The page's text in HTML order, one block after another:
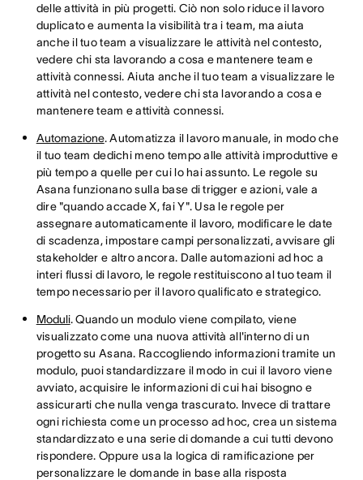
delle attività in più progetti. Ciò non solo riduce il lavoro
duplicato e aumenta la visibilità tra i team, ma aiuta
anche il tuo team a visualizzare le attività nel contesto,
vedere chi sta lavorando a cosa e mantenere team e
attività connessi. Aiuta anche il tuo team a visualizzare le
attività nel contesto, vedere chi sta lavorando a cosa e
mantenere team e attività connessi.
Automazione. Automatizza il lavoro manuale, in modo che
il tuo team dedichi meno tempo alle attività improduttive e
più tempo a quelle per cui lo hai assunto. Le regole su
Asana funzionano sulla base di trigger e azioni, vale a
dire "quando accade X, fai Y". Usa le regole per
assegnare automaticamente il lavoro, modificare le date
di scadenza, impostare campi personalizzati, avvisare gli
stakeholder e altro ancora. Dalle automazioni ad hoc a
interi flussi di lavoro, le regole restituiscono al tuo team il
tempo necessario per il lavoro qualificato e strategico.
Moduli. Quando un modulo viene compilato, viene
visualizzato come una nuova attività all'interno di un
progetto su Asana. Raccogliendo informazioni tramite un
modulo, puoi standardizzare il modo in cui il lavoro viene
avviato, acquisire le informazioni di cui hai bisogno e
assicurarti che nulla venga trascurato. Invece di trattare
ogni richiesta come un processo ad hoc, crea un sistema
standardizzato e una serie di domande a cui tutti devono
rispondere. Oppure usa la logica di ramificazione per
personalizzare le domande in base alla risposta